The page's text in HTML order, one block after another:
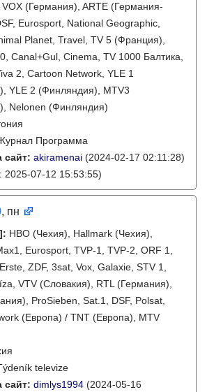
(Германия), ARTE (Германия-
Eurosport, National Geographic,
Planet, Travel, TV 5 (Франция),
Canal+Gul, Cinema, TV 1000 Балтика,
2, Cartoon Network, YLE 1
YLE 2 (Финляндия), MTV3
Nelonen (Финляндия)
Программа
сайт: akiramenai (2024-02-17 02:11:28)
2025-07-12 15:53:55)
, пн
: HBO (Чехия), Hallmark (Чехия),
Eurosport, TVP-1, TVP-2, ORF 1,
ZDF, 3sat, Vox, Galaxie, STV 1,
VTV (Словакия), RTL (Германия),
ProSieben, Sat.1, DSF, Polsat,
(Европа) / TNT (Европа), MTV
televize
сайт: dimlys1994 (2024-05-16